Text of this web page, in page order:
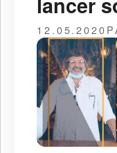
12.05.2020